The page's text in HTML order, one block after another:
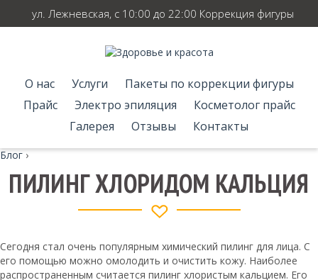
ул. Лежневская, с 10:00 до 22:00 Коррекция фигуры
О нас Услуги
Пакеты по коррекции фигуры
Прайс
Электро эпиляция
Косметолог прайс
Галерея
Отзывы Контакты
Блог ›
ПИЛИНГ ХЛОРИДОМ КАЛЬЦИЯ
Сегодня стал очень популярным химический пилинг для лица. С
его помощью можно омолодить и очистить кожу. Наиболее
распространенным считается пилинг хлористым кальцием. Его